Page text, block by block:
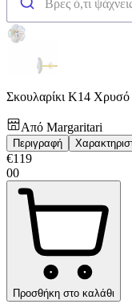
Σκουλαρίκι Κ14 Χρυσό
Από Margaritari
Περιγραφή
€119
00
Προσθήκη στο καλάθι